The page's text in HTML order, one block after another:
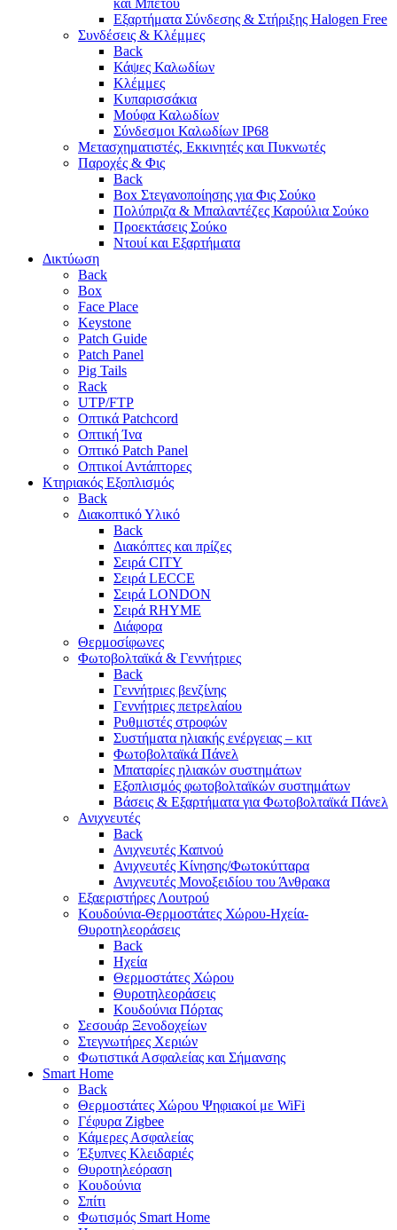
Εξαρτήματα Σύνδεσης & Στήριξης Halogen Free
Συνδέσεις & Κλέμμες
Back
Κάψες Καλωδίων
Κλέμμες
Κυπαρισσάκια
Μούφα Καλωδίων
Σύνδεσμοι Καλωδίων IP68
Μετασχηματιστές, Εκκινητές και Πυκνωτές
Παροχές & Φις
Back
Box Στεγανοποίησης για Φις Σούκο
Πολύπριζα & Μπαλαντέζες Καρούλια Σούκο
Προεκτάσεις Σούκο
Ντουί και Εξαρτήματα
Δικτύωση
Back
Box
Face Place
Keystone
Patch Guide
Patch Panel
Pig Tails
Rack
UTP/FTP
Οπτικά Patchcord
Οπτική Ίνα
Οπτικό Patch Panel
Οπτικοί Αντάπτορες
Κτηριακός Εξοπλισμός
Back
Διακοπτικό Υλικό
Back
Διακόπτες και πρίζες
Σειρά CITY
Σειρά LECCE
Σειρά LONDON
Σειρά RHYME
Διάφορα
Θερμοσίφωνες
Φωτοβολταϊκά & Γεννήτριες
Back
Γεννήτριες βενζίνης
Γεννήτριες πετρελαίου
Ρυθμιστές στροφών
Συστήματα ηλιακής ενέργειας – κιτ
Φωτοβολταϊκά Πάνελ
Μπαταρίες ηλιακών συστημάτων
Εξοπλισμός φωτοβολταϊκών συστημάτων
Βάσεις & Εξαρτήματα για Φωτοβολταϊκά Πάνελ
Ανιχνευτές
Back
Ανιχνευτές Καπνού
Ανιχνευτές Κίνησης/Φωτοκύτταρα
Ανιχνευτές Μονοξειδίου του Άνθρακα
Εξαεριστήρες Λουτρού
Κουδούνια-Θερμοστάτες Χώρου-Ηχεία-
Θυροτηλεοράσεις
Back
Ηχεία
Θερμοστάτες Χώρου
Θυροτηλεοράσεις
Κουδούνια Πόρτας
Σεσουάρ Ξενοδοχείων
Στεγνωτήρες Χεριών
Φωτιστικά Ασφαλείας και Σήμανσης
Smart Home
Back
Θερμοστάτες Χώρου Ψηφιακοί με WiFi
Γέφυρα Zigbee
Κάμερες Ασφαλείας
Έξυπνες Κλειδαριές
Θυροτηλεόραση
Κουδούνια
Σπίτι
Φωτισμός Smart Home